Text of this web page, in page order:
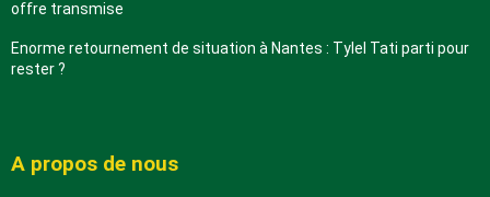
offre transmise
Enorme retournement de situation à Nantes : Tylel Tati parti pour
rester ?
A propos de nous